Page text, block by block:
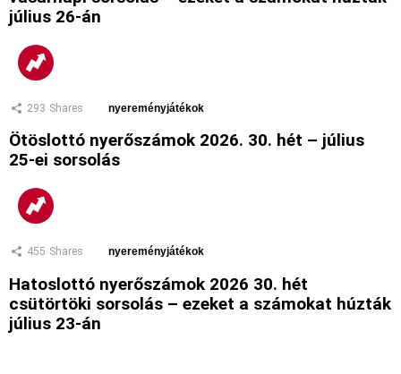
július 26-án
293 Shares nyereményjátékok
Ötöslottó nyerőszámok 2026. 30. hét – július
25-ei sorsolás
455 Shares nyereményjátékok
Hatoslottó nyerőszámok 2026 30. hét
csütörtöki sorsolás – ezeket a számokat húzták
július 23-án